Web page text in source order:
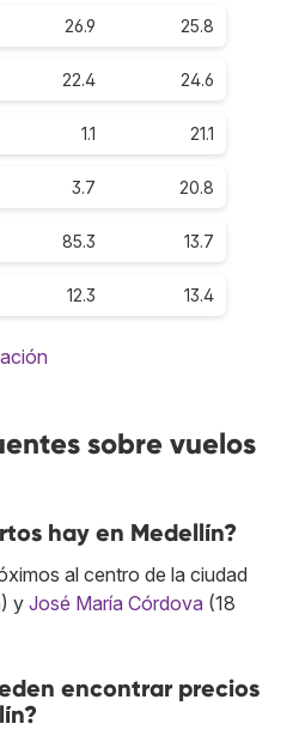
26.9 25.8
22.4 24.6
1.1 21.1
3.7 20.8
85.3 13.7
12.3 13.4
sobre vuelos
hay en Medellín?
al centro de la ciudad
yJosé María Córdova (18
encontrar precios